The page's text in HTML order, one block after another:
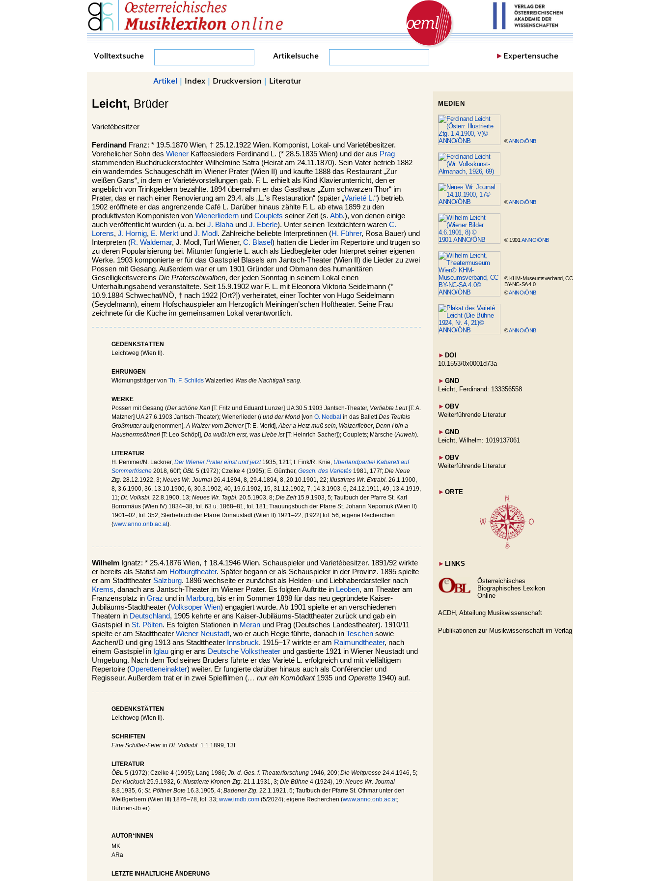
Volltextsuche Artikelsuche ►Expertensuche
Artikel | Index | Druckversion | Literatur
Leicht, Brüder
Varietébesitzer
Ferdinand Franz: * 19.5.1870 Wien, † 25.12.1922 Wien. Komponist, Lokal- und Varietébesitzer.
Vorehelicher Sohn des Wiener Kaffeesieders Ferdinand L. (* 28.5.1835 Wien) und der aus Prag
stammenden Buchdruckerstochter Wilhelmine Satra (Heirat am 24.11.1870). Sein Vater betrieb 1882
ein wanderndes Schaugeschäft im Wiener Prater (Wien II) und kaufte 1888 das Restaurant „Zur
weißen Gans“, in dem er Varietévorstellungen gab. F. L. erhielt als Kind Klavierunterricht, den er
angeblich von Trinkgeldern bezahlte. 1894 übernahm er das Gasthaus „Zum schwarzen Thor“ im
Prater, das er nach einer Renovierung am 29.4. als „L.’s Restauration“ (später „Varieté L.“) betrieb.
1902 eröffnete er das angrenzende Café L. Darüber hinaus zählte F. L. ab etwa 1899 zu den
produktivsten Komponisten von Wienerliedern und Couplets seiner Zeit (s. Abb.), von denen einige
auch veröffentlicht wurden (u. a. bei J. Blaha und J. Eberle). Unter seinen Textdichtern waren C.
Lorens, J. Hornig, E. Merkt und J. Modl . Zahlreiche beliebte Interpretinnen (H. Führer, Rosa Bauer) und
Interpreten (R. Waldemar, J. Modl, Turl Wiener, C. Blasel) hatten die Lieder im Repertoire und trugen so
zu deren Popularisierung bei. Mitunter fungierte L. auch als Liedbegleiter oder Interpret seiner eigenen
Werke. 1903 komponierte er für das Gastspiel Blasels am Jantsch-Theater (Wien II) die Lieder zu zwei
Possen mit Gesang. Außerdem war er um 1901 Gründer und Obmann des humanitären
Geselligkeitsvereins Die Praterschwalben, der jeden Sonntag in seinem Lokal einen
Unterhaltungsabend veranstaltete. Seit 15.9.1902 war F. L. mit Eleonora Viktoria Seidelmann (*
10.9.1884 Schwechat/NÖ, † nach 1922 [Ort?]) verheiratet, einer Tochter von Hugo Seidelmann
(Seydelmann), einem Hofschauspieler am Herzoglich Meiningen’schen Hoftheater. Seine Frau
zeichnete für die Küche im gemeinsamen Lokal verantwortlich.
GEDENKSTÄTTEN
Leichtweg (Wien II).
EHRUNGEN
Widmungsträger von Th. F. Schilds Walzerlied Was die Nachtigall sang.
WERKE
Possen mit Gesang (Der schöne Karl [T: Fritz und Eduard Lunzer] UA 30.5.1903 Jantsch-Theater, Verliebte Leut[T: A.
Matzner] UA 27.6.1903 Jantsch-Theater); Wienerlieder (I und der Mond [von O. Nedbal in das BallettDes Teufels
Großmutteraufgenommen], A Walzer vom Ziehrer[T: E. Merkt], Aber a Hetz muß sein Walzerfieber, Denn I bin a
Hausherrnsöhnerl [T: Leo Schöpl], Da wußt ich erst, was Liebe ist[T: Heinrich Sacher]); Couplets; Märsche (Auweh).
LITERATUR
H. Pemmer/N. Lackner, Der Wiener Prater einst und jetzt1935, 121f; I. Fink/R. Knie, Überlandpartie! Kabarett auf
Sommerfrische 2018, 60ff; ÖBL 5 (1972); Czeike 4 (1995); E. Günther, Gesch. des Varietés 1981, 177f; Die Neue
Ztg. 28.12.1922, 3; Neues Wr. Journal 26.4.1894, 8, 29.4.1894, 8, 20.10.1901, 22; Illustrirtes Wr. Extrabl. 26.1.1900,
8, 3.6.1900, 36, 13.10.1900, 6, 30.3.1902, 40, 19.6.1902, 15, 31.12.1902, 7, 14.3.1903, 6, 24.12.1911, 49, 13.4.1919,
11; Dt. Volksbl. 22.8.1900, 13; Neues Wr. Tagbl. 20.5.1903, 8; Die Zeit 15.9.1903, 5; Taufbuch der Pfarre St. Karl
Borromäus (Wien IV) 1834–38, fol. 63 u. 1868–81, fol. 181; Trauungsbuch der Pfarre St. Johann Nepomuk (Wien II)
1901–02, fol. 352; Sterbebuch der Pfarre Donaustadt (Wien II) 1921–22, [1922] fol. 56; eigene Recherchen
(www.anno.onb.ac.at).
Wilhelm Ignatz: * 25.4.1876 Wien, † 18.4.1946 Wien. Schauspieler und Varietébesitzer. 1891/92 wirkte
er bereits als Statist am Hofburgtheater. Später begann er als Schauspieler in der Provinz. 1895 spielte
er am Stadttheater Salzburg. 1896 wechselte er zunächst als Helden- und Liebhaberdarsteller nach
Krems, danach ans Jantsch-Theater im Wiener Prater. Es folgten Auftritte in Leoben, am Theater am
Franzensplatz in Graz und in Marburg, bis er im Sommer 1898 für das neu gegründete Kaiser-
Jubiläums-Stadttheater (Volksoper Wien) engagiert wurde. Ab 1901 spielte er an verschiedenen
Theatern in Deutschland, 1905 kehrte er ans Kaiser-Jubiläums-Stadttheater zurück und gab ein
Gastspiel in St. Pölten. Es folgten Stationen in Meran und Prag (Deutsches Landestheater). 1910/11
spielte er am Stadttheater Wiener Neustadt, wo er auch Regie führte, danach in Teschen sowie
Aachen/D und ging 1913 ans Stadttheater Innsbruck. 1915–17 wirkte er am Raimundtheater, nach
einem Gastspiel in Iglau ging er ans Deutsche Volkstheater und gastierte 1921 in Wiener Neustadt und
Umgebung. Nach dem Tod seines Bruders führte er das Varieté L. erfolgreich und mit vielfältigem
Repertoire (Operetteneinakter) weiter. Er fungierte darüber hinaus auch als Conférencier und
Regisseur. Außerdem trat er in zwei Spielfilmen (… nur ein Komödiant1935 und Operette 1940) auf.
GEDENKSTÄTTEN
Leichtweg (Wien II).
SCHRIFTEN
Eine Schiller-Feierin Dt. Volksbl. 1.1.1899, 13f.
LITERATUR
ÖBL 5 (1972); Czeike 4 (1995); Lang 1986; Jb. d. Ges. f. Theaterforschung 1946, 209; Die Weltpresse 24.4.1946, 5;
Der Kuckuck25.9.1932, 6; Illustrierte Kronen-Ztg. 21.1.1931, 3; Die Bühne 4 (1924), 19; Neues Wr. Journal
8.8.1935, 6; St. Pöltner Bote 16.3.1905, 4; Badener Ztg. 22.1.1921, 5; Taufbuch der Pfarre St. Othmar unter den
Weißgerbern (Wien III) 1876–78, fol. 33; www.imdb.com (5/2024); eigene Recherchen (www.anno.onb.ac.at;
Bühnen-Jb.er).
AUTOR*INNEN
MK
ARa
LETZTE INHALTLICHE ÄNDERUNG
MEDIEN
©ANNO/ÖNB
©ANNO/ÖNB
© 1901ANNO/ÖNB
© KHM-Museumsverband, CC
BY-NC-SA 4.0
©ANNO/ÖNB
©ANNO/ÖNB
► DOI
10.1553/0x0001d73a
► GND
Leicht, Ferdinand: 133356558
► OBV
Weiterführende Literatur
► GND
Leicht, Wilhelm: 1019137061
► OBV
Weiterführende Literatur
► ORTE
► LINKS
Österreichisches
Biographisches Lexikon
Online
ACDH, Abteilung Musikwissenschaft
Publikationen zur Musikwissenschaft im Verlag